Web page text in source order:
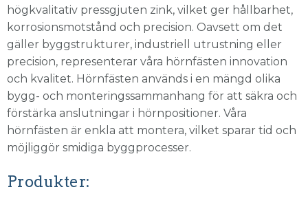
högkvalitativ pressgjuten zink, vilket ger hållbarhet,
korrosionsmotstånd och precision. Oavsett om det
gäller byggstrukturer, industriell utrustning eller
precision, representerar våra hörnfästen innovation
och kvalitet. Hörnfästen används i en mängd olika
bygg- och monteringssammanhang för att säkra och
förstärka anslutningar i hörnpositioner. Våra
hörnfästen är enkla att montera, vilket sparar tid och
möjliggör smidiga byggprocesser.
Produkter: